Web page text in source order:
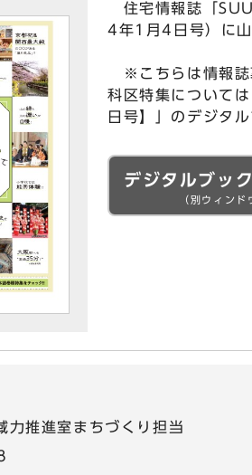
住宅情報誌「
4年1月4日号）に山
※こちらは情報誌
科区特集について
日号】」のデジタ
デジタルブッ
（別ウィンド
推進室まちづくり担当